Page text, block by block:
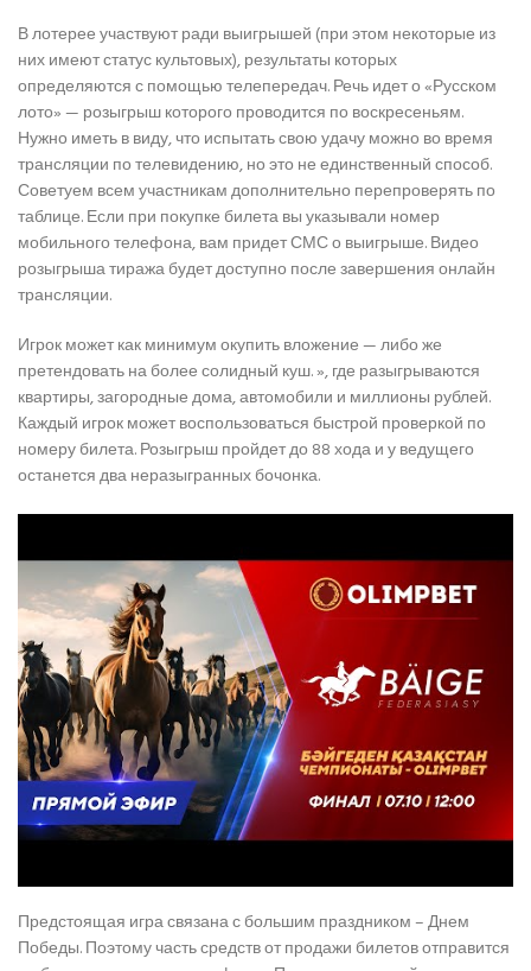
В лотерее участвуют ради выигрышей (при этом некоторые из
них имеют статус культовых), результаты которых
определяются с помощью телепередач. Речь идет о «Русском
лото» — розыгрыш которого проводится по воскресеньям.
Нужно иметь в виду, что испытать свою удачу можно во время
трансляции по телевидению, но это не единственный способ.
Советуем всем участникам дополнительно перепроверять по
таблице. Если при покупке билета вы указывали номер
мобильного телефона, вам придет СМС о выигрыше. Видео
розыгрыша тиража будет доступно после завершения онлайн
трансляции.
Игрок может как минимум окупить вложение — либо же
претендовать на более солидный куш. », где разыгрываются
квартиры, загородные дома, автомобили и миллионы рублей.
Каждый игрок может воспользоваться быстрой проверкой по
номеру билета. Розыгрыш пройдет до 88 хода и у ведущего
останется два неразыгранных бочонка.
Предстоящая игра связана с большим праздником – Днем
Победы. Поэтому часть средств от продажи билетов отправится